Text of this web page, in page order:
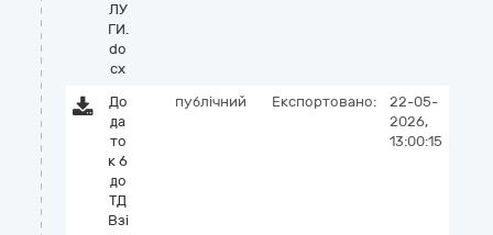
ЛУ
ГИ.
do
cx
До
да
то
к 6
до
ТД
Взі
публічний Експортовано:
22-05-
2026,
13:00:15